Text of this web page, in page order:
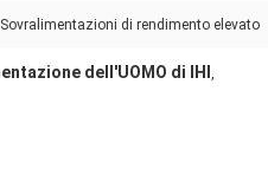
Sovralimentazioni di rendimento elevato
dell'UOMO di IHI ,